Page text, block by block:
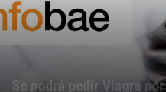
Se podrá pedir Viagra